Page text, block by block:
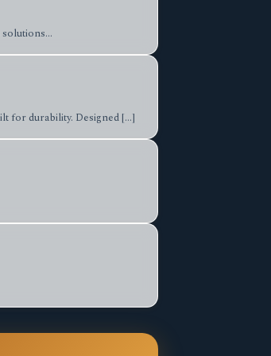
for durability. Designed […]